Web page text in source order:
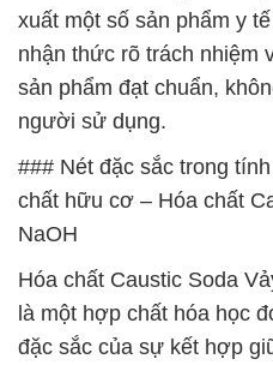
xuất một số sản phẩm y
nhận thức rõ trách nhiệm
sản phẩm đạt chuẩn,
người sử dụng.
### Nét đặc sắc trong
chất hữu cơ – Hóa chất
NaOH
Hóa chất Caustic Soda
là một hợp chất hóa học
đặc sắc của sự kết hợp